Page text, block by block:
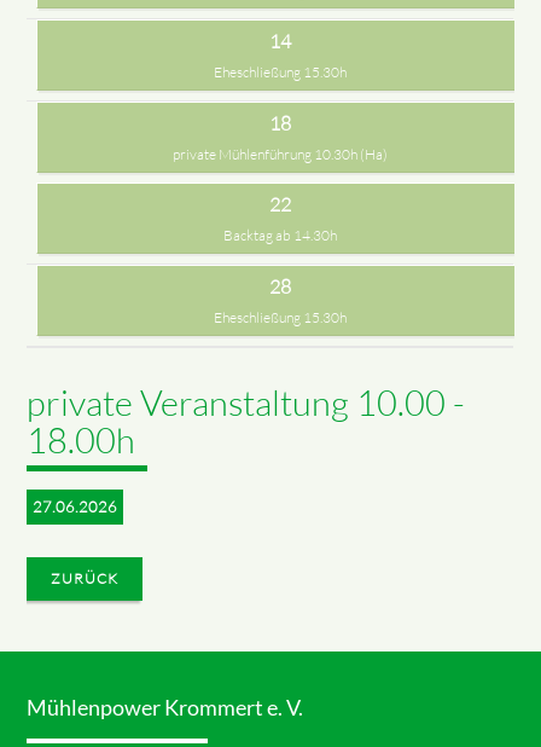
14
Eheschließung 15.30h
18
private Mühlenführung 10.30h (Ha)
22
Backtag ab 14.30h
28
Eheschließung 15.30h
private Veranstaltung 10.00 -
18.00h
27.06.2026
ZURÜCK
Mühlenpower Krommert e. V.